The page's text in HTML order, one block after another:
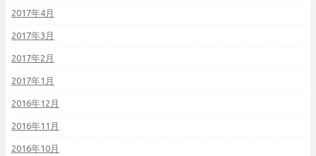
2017年4月
2017年3月
2017年2月
2017年1月
2016年12月
2016年11月
2016年10月